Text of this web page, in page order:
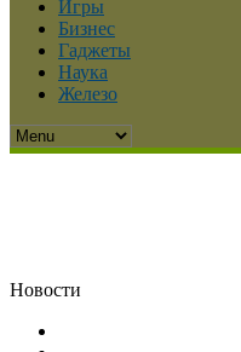
Игры
Бизнес
Гаджеты
Наука
Железо
Новости